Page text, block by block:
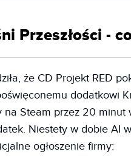
Przeszłości -
że CD Projekt RED
dodatkowi
Steam przez 20 minut
Niestety w dobie AI
ogłoszenie firmy: